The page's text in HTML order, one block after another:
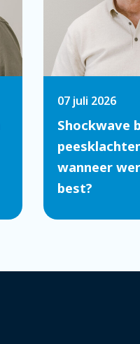
07 juli 2026
Shockwave
wanneer
best?